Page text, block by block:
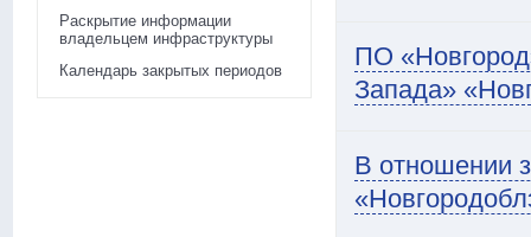
Раскрытие информации
владельцем инфраструктуры
Календарь закрытых периодов
ПО
Запада»
В отношении